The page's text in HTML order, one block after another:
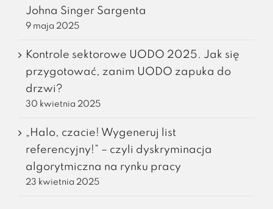
Johna Singer Sargenta
9 maja 2025
Kontrole sektorowe UODO 2025. Jak się
przygotować, zanim UODO zapuka do
drzwi?
30 kwietnia 2025
„Halo, czacie! Wygeneruj list
referencyjny!” – czyli dyskryminacja
algorytmiczna na rynku pracy
23 kwietnia 2025